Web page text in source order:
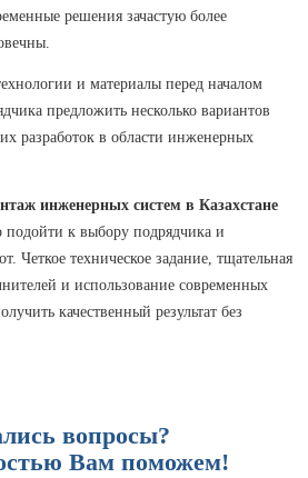
решения зачастую более
и материалы перед началом
предложить несколько вариантов
разработок в области инженерных
инженерных систем в Казахстане
к выбору подрядчика и
Четкое техническое задание, тщательная
и использование современных
качественный результат без
вопросы?
Вам поможем!